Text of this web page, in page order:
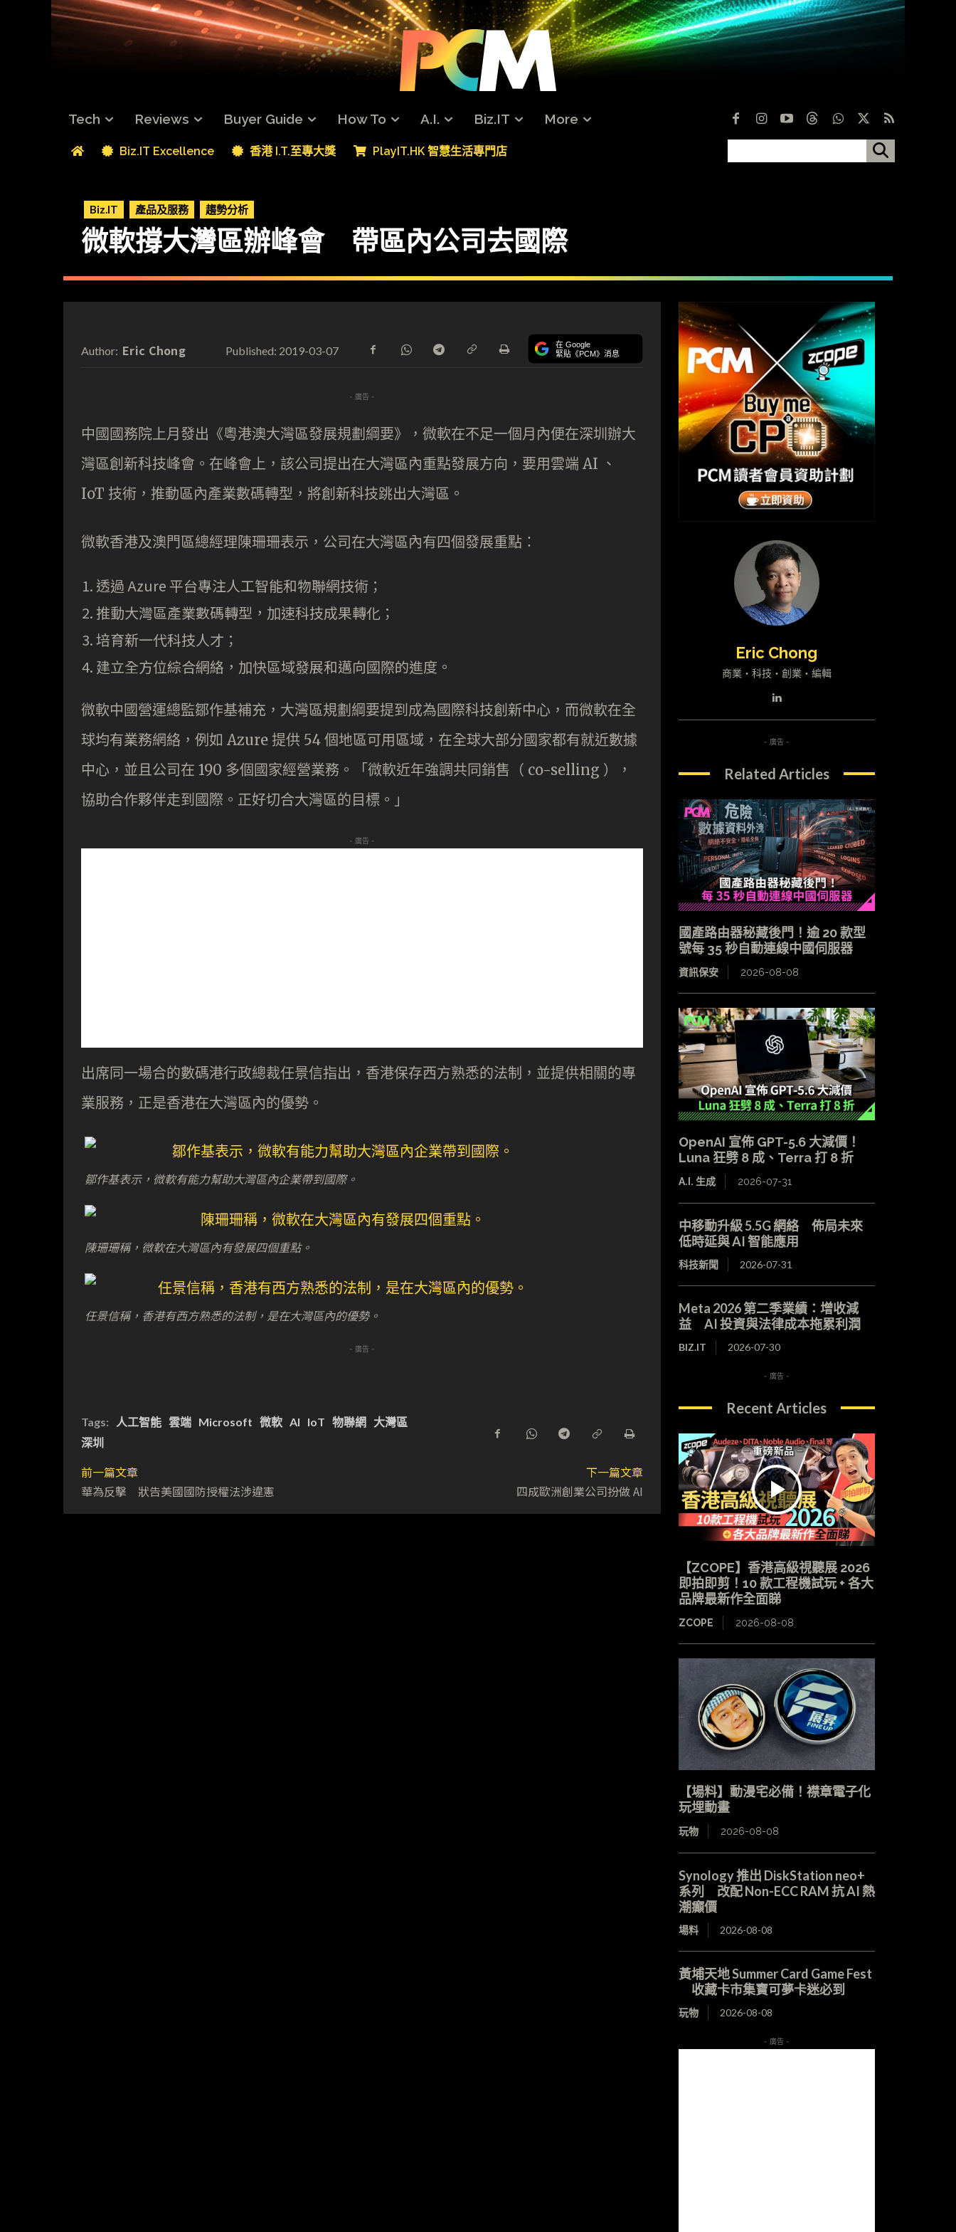
Tech Reviews Buyer Guide How To A.I. Biz.IT More
Biz.IT Excellence 香港 I.T.至專大獎 PlayIT.HK 智慧生活專門店
Biz.IT 產品及服務 趨勢分析
微軟撐大灣區辦峰會 帶區內公司去國際
Author: Eric Chong Published: 2019-03-07 在 Google
緊貼《PCM》消息
- 廣告 -
中國國務院上月發出《粵港澳大灣區發展規劃綱要》，微軟在不足一個月內便在深圳辦大
灣區創新科技峰會。在峰會上，該公司提出在大灣區內重點發展方向，要用雲端 AI 、
IoT 技術，推動區內產業數碼轉型，將創新科技跳出大灣區。
微軟香港及澳門區總經理陳珊珊表示，公司在大灣區內有四個發展重點：
透過 Azure 平台專注人工智能和物聯網技術；
推動大灣區產業數碼轉型，加速科技成果轉化；
培育新一代科技人才；
建立全方位綜合網絡，加快區域發展和邁向國際的進度。
微軟中國營運總監鄒作基補充，大灣區規劃綱要提到成為國際科技創新中心，而微軟在全
球均有業務網絡，例如 Azure 提供 54 個地區可用區域，在全球大部分國家都有就近數據
中心，並且公司在 190 多個國家經營業務。「微軟近年強調共同銷售（ co-selling ），
協助合作夥伴走到國際。正好切合大灣區的目標。」
- 廣告 -
出席同一場合的數碼港行政總裁任景信指出，香港保存西方熟悉的法制，並提供相關的專
業服務，正是香港在大灣區內的優勢。
鄒作基表示，微軟有能力幫助大灣區內企業帶到國際。
陳珊珊稱，微軟在大灣區內有發展四個重點。
任景信稱，香港有西方熟悉的法制，是在大灣區內的優勢。
- 廣告 -
Tags: 人工智能 雲端 Microsoft 微軟 AI IoT 物聯網 大灣區
深圳
前一篇文章
華為反擊 狀告美國國防授權法涉違憲
下一篇文章
四成歐洲創業公司扮做 AI
Eric Chong
商業・科技・創業・編輯
- 廣告 -
Related Articles
國產路由器秘藏後門！逾 20 款型
號每 35 秒自動連線中國伺服器
資訊保安 2026-08-08
OpenAI 宣佈 GPT-5.6 大減價！
Luna 狂劈 8 成、Terra 打 8 折
A.I. 生成 2026-07-31
中移動升級 5.5G 網絡 佈局未來
低時延與 AI 智能應用
科技新聞 2026-07-31
Meta 2026 第二季業績：增收減
益 AI 投資與法律成本拖累利潤
BIZ.IT 2026-07-30
- 廣告 -
Recent Articles
【ZCOPE】香港高級視聽展 2026
即拍即剪！10 款工程機試玩 + 各大
品牌最新作全面睇
ZCOPE 2026-08-08
【場料】動漫宅必備！襟章電子化
玩埋動畫
玩物 2026-08-08
Synology 推出 DiskStation neo+
系列 改配 Non-ECC RAM 抗 AI 熱
潮癲價
場料 2026-08-08
黃埔天地 Summer Card Game Fest
收藏卡市集寶可夢卡迷必到
玩物 2026-08-08
- 廣告 -